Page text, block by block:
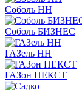
Соболь НН
Соболь БИЗНЕС
ГАЗель НН
ГАЗон НЕКСТ